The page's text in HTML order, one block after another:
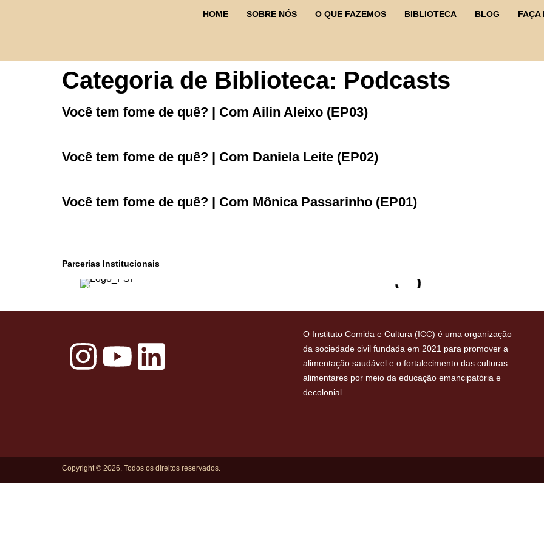
HOME SOBRE NÓS O QUE FAZEMOS BIBLIOTECA BLOG FAÇA
Categoria de Biblioteca: Podcasts
Você tem fome de quê? | Com Ailin Aleixo (EP03)
Você tem fome de quê? | Com Daniela Leite (EP02)
Você tem fome de quê? | Com Mônica Passarinho (EP01)
Parcerias Institucionais
O Instituto Comida e Cultura (ICC) é uma organização
da sociedade civil fundada em 2021 para promover a
alimentação saudável e o fortalecimento das culturas
alimentares por meio da educação emancipatória e
decolonial.
Copyright © 2026. Todos os direitos reservados.